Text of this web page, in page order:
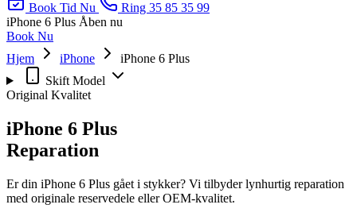
Book Tid Nu
Ring 35 85 35 99
iPhone 6 Plus Åben nu
Book Nu
Hjem
iPhone
iPhone 6 Plus
Skift Model
Original Kvalitet
iPhone 6 Plus
Reparation
Er din iPhone 6 Plus gået i stykker? Vi tilbyder lynhurtig reparation
med originale reservedele eller OEM-kvalitet.